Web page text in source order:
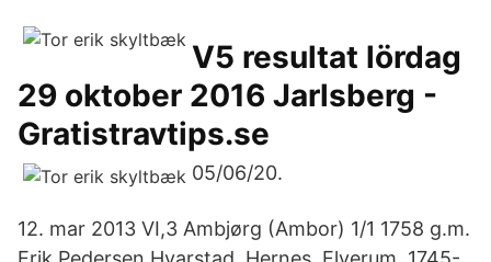
V5 resultat lördag
29 oktober 2016 Jarlsberg -
Gratistravtips.se
05/06/20.
12. mar 2013 VI,3 Ambjørg (Ambor) 1/1 1758 g.m.